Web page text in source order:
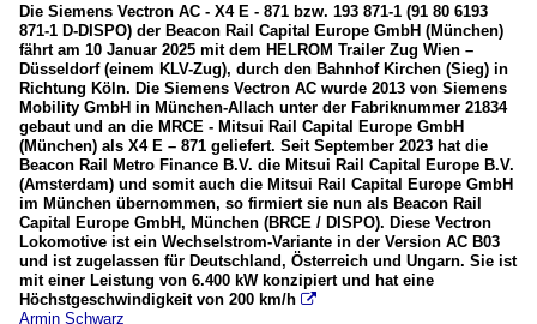
Die Siemens Vectron AC - X4 E - 871 bzw. 193 871-1 (91 80 6193
871-1 D-DISPO) der Beacon Rail Capital Europe GmbH (München)
fährt am 10 Januar 2025 mit dem HELROM Trailer Zug Wien –
Düsseldorf (einem KLV-Zug), durch den Bahnhof Kirchen (Sieg) in
Richtung Köln. Die Siemens Vectron AC wurde 2013 von Siemens
Mobility GmbH in München-Allach unter der Fabriknummer 21834
gebaut und an die MRCE - Mitsui Rail Capital Europe GmbH
(München) als X4 E – 871 geliefert. Seit September 2023 hat die
Beacon Rail Metro Finance B.V. die Mitsui Rail Capital Europe B.V.
(Amsterdam) und somit auch die Mitsui Rail Capital Europe GmbH
im München übernommen, so firmiert sie nun als Beacon Rail
Capital Europe GmbH, München (BRCE / DISPO). Diese Vectron
Lokomotive ist ein Wechselstrom-Variante in der Version AC B03
und ist zugelassen für Deutschland, Österreich und Ungarn. Sie ist
mit einer Leistung von 6.400 kW konzipiert und hat eine
Höchstgeschwindigkeit von 200 km/h 
Armin Schwarz